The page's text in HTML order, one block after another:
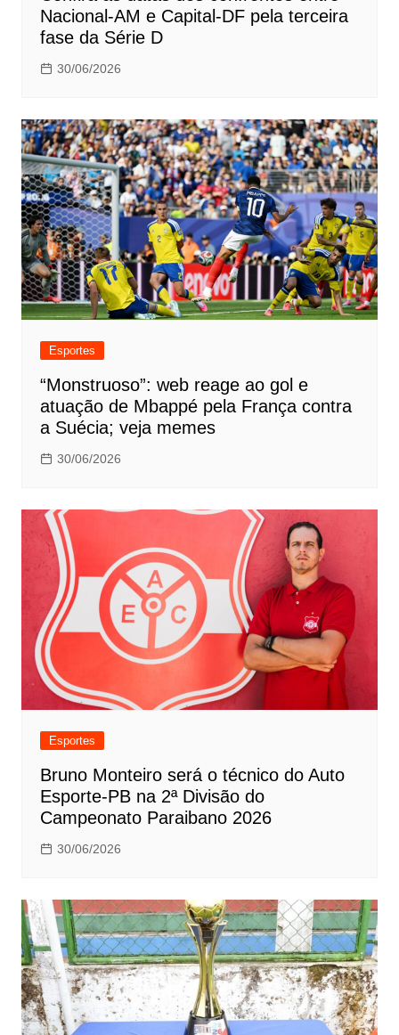
Nacional-AM e Capital-DF pela terceira
fase da Série D
30/06/2026
Esportes
“Monstruoso”: web reage ao gol e
atuação de Mbappé pela França contra
a Suécia; veja memes
30/06/2026
Esportes
Bruno Monteiro será o técnico do Auto
Esporte-PB na 2ª Divisão do
Campeonato Paraibano 2026
30/06/2026